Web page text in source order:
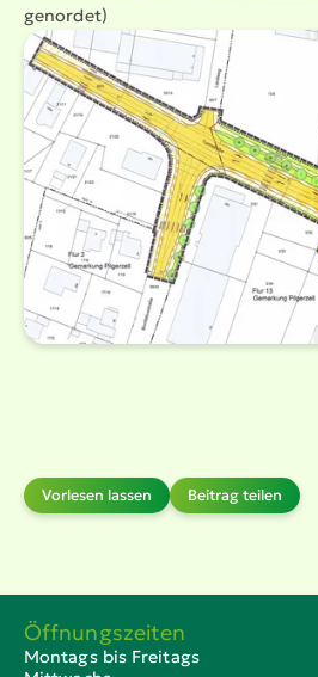
Öffnungszeiten
Montags bis Freitags
genordet)
Vorlesen lassen Beitrag teilen